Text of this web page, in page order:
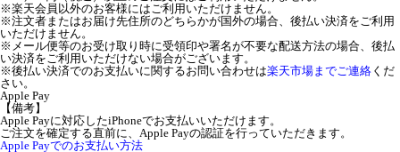
※楽天会員以外のお客様にはご利用いただけません。
※注文者またはお届け先住所のどちらかが国外の場合、後払い決済をご利用
いただけません。
※メール便等のお受け取り時に受領印や署名が不要な配送方法の場合、後払
い決済をご利用いただけない場合がございます。
※後払い決済でのお支払いに関するお問い合わせは楽天市場までご連絡 くだ
さい。
Apple Pay
【備考】
Apple Payに対応したiPhoneでお支払いいただけます。
ご注文を確定する直前に、Apple Payの認証を行っていただきます。
Apple Payでのお支払い方法